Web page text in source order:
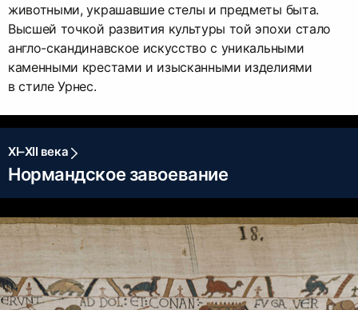
животными, украшавшие стелы и предметы быта.
Высшей точкой развития культуры той эпохи стало
англо-скандинавское искусство с уникальными
каменными крестами и изысканными изделиями
в стиле Урнес.
XI–XII века
Нормандское завоевание